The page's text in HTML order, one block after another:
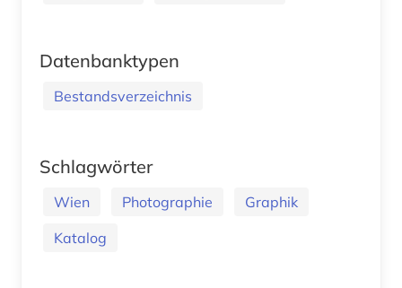
Datenbanktypen
Bestandsverzeichnis
Schlagwörter
Wien Photographie
Graphik
Katalog